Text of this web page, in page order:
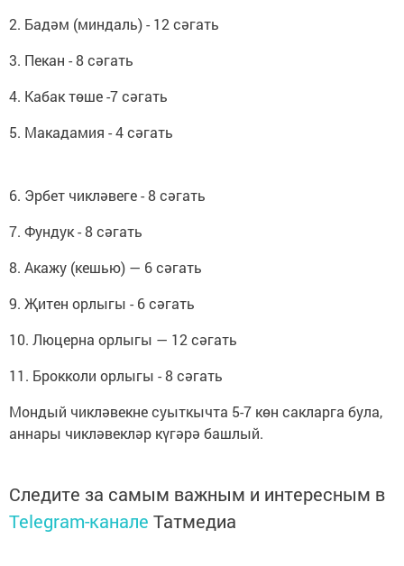
2. Бадәм (миндаль) - 12 сәгать
3. Пекан - 8 сәгать
4. Кабак төше -7 сәгать
5. Макадамия - 4 сәгать
6. Эрбет чикләвеге - 8 сәгать
7. Фундук - 8 сәгать
8. Акажу (кешью) — 6 сәгать
9. Җитен орлыгы - 6 сәгать
10. Люцерна орлыгы — 12 сәгать
11. Брокколи орлыгы - 8 сәгать
Мондый чикләвекне суыткычта 5-7 көн сакларга була,
аннары чикләвекләр күгәрә башлый.
Следите за самым важным и интересным в
Telegram-канале Татмедиа